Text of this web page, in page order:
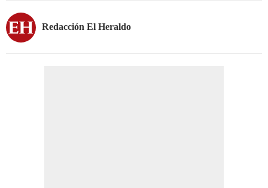
Redacción El Heraldo